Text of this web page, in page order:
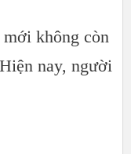
không còn
nay, người